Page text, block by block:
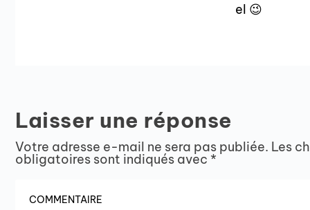
el 😉
Laisser une réponse
Votre adresse e-mail ne sera pas publiée. Les
obligatoires sont indiqués avec *